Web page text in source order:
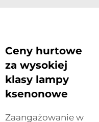
Ceny hurtowe
za wysokiej
klasy lampy
ksenonowe
Zaangażowanie w